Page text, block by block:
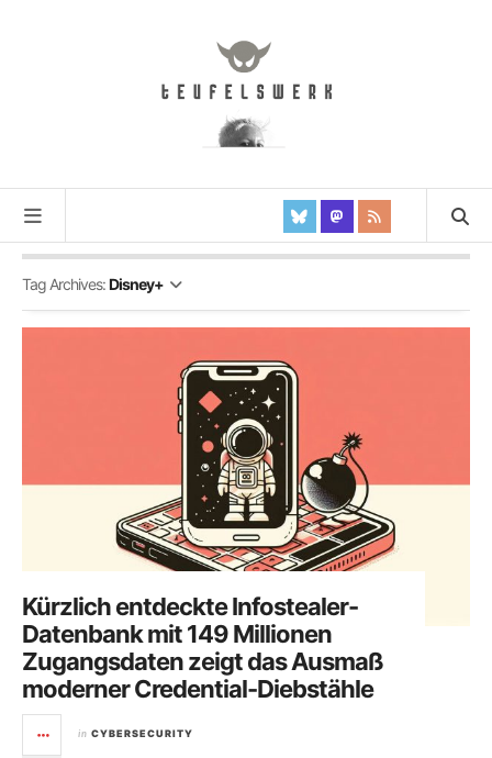
Tag Archives:Disney+
Kürzlich entdeckte Infostealer-
Datenbank mit 149 Millionen
Zugangsdaten zeigt das Ausmaß
moderner Credential-Diebstähle
in CYBERSECURITY